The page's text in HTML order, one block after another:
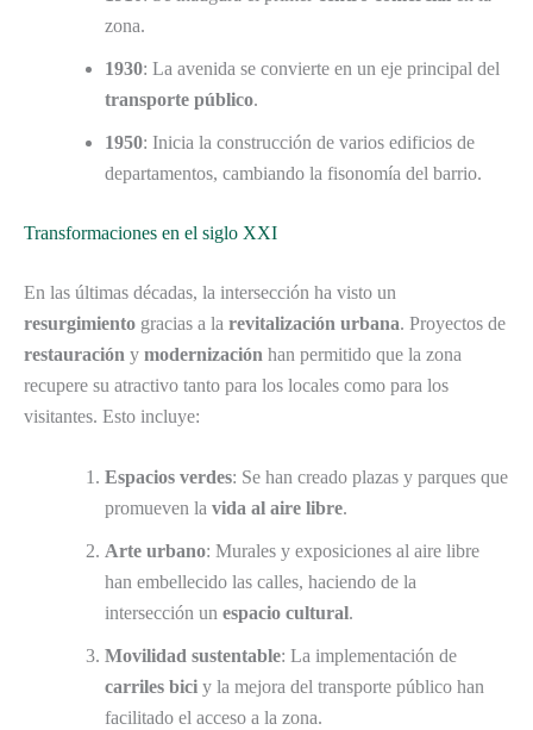
zona.
1930: La avenida se convierte en un eje principal del
transporte público.
1950: Inicia la construcción de varios edificios de
departamentos, cambiando la fisonomía del barrio.
Transformaciones en el siglo XXI
En las últimas décadas, la intersección ha visto un
resurgimiento gracias a la revitalización urbana. Proyectos de
restauración y modernización han permitido que la zona
recupere su atractivo tanto para los locales como para los
visitantes. Esto incluye:
Espacios verdes: Se han creado plazas y parques que
promueven la vida al aire libre.
Arte urbano: Murales y exposiciones al aire libre
han embellecido las calles, haciendo de la
intersección un espacio cultural.
Movilidad sustentable: La implementación de
carriles bici y la mejora del transporte público han
facilitado el acceso a la zona.